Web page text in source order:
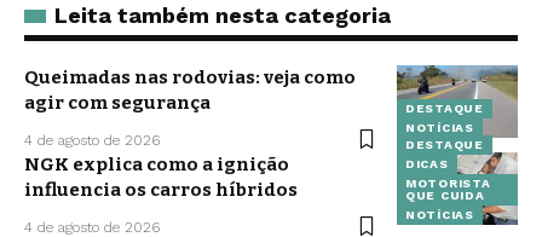
Leita também nesta categoria
DESTAQUE
NOTÍCIAS
Queimadas nas rodovias: veja como
agir com segurança
4 de agosto de 2026
DESTAQUE
DICAS
MOTORISTA
QUE CUIDA
NOTÍCIAS
NGK explica como a ignição
influencia os carros híbridos
4 de agosto de 2026